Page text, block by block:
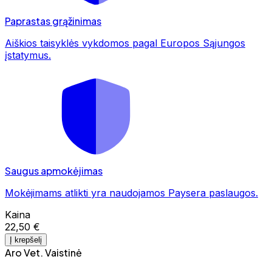
Paprastas grąžinimas
Aiškios taisyklės vykdomos pagal Europos Sąjungos
įstatymus.
Saugus apmokėjimas
Mokėjimams atlikti yra naudojamos Paysera paslaugos.
Kaina
22,50 €
Į krepšelį
Aro Vet. Vaistinė